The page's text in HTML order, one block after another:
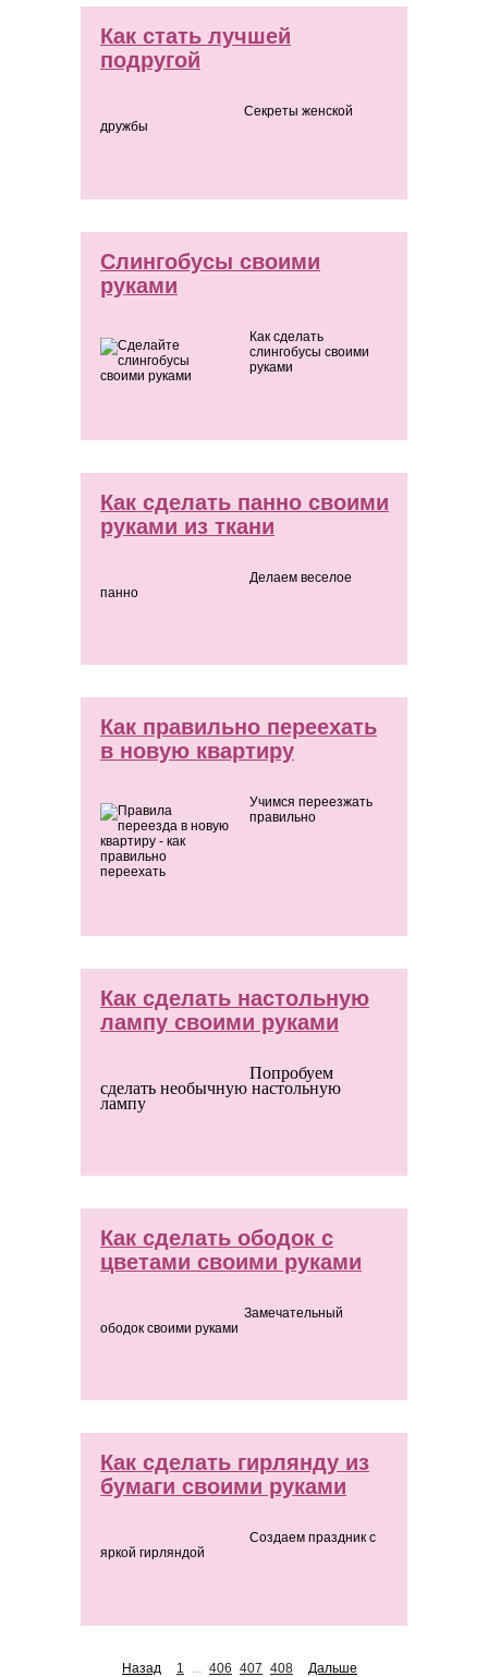
Как стать лучшей
подругой
Секреты женской
дружбы
Слингобусы своими
руками
Как сделать
слингобусы своими
руками
Как сделать панно своими
руками из ткани
Делаем веселое
панно
Как правильно переехать
в новую квартиру
Учимся переезжать
правильно
Как сделать настольную
лампу своими руками
Попробуем
сделать необычную настольную
лампу
Как сделать ободок с
цветами своими руками
Замечательный
ободок своими руками
Как сделать гирлянду из
бумаги своими руками
Создаем праздник с
яркой гирляндой
Назад Дальше
1 406 407 408